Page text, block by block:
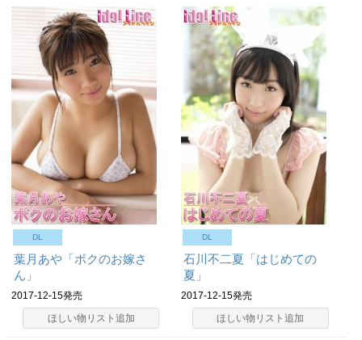
DL
葉月あや「ボクのお嫁さ
ん」
2017-12-15発売
ほしい物リスト追加
DL
石川不二夏「はじめての
夏」
2017-12-15発売
ほしい物リスト追加